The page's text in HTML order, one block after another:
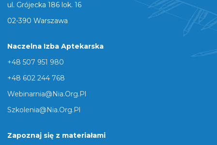
ul. Grójecka 186 lok. 16
02-390 Warszawa
Naczelna Izba Aptekarska
+48 507 951 980
+48 602 244 768
Webinarnia@nia.org.pl
Szkolenia@nia.org.pl
Zapoznaj się z materiałami